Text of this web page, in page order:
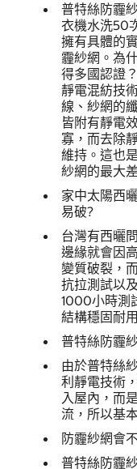
普特絲防霾
衣機水洗50
擁有具體的
霾紗網。為
得多國認證
靜電混紡技
線、紗網的
皆附有靜電
寡，而去除
維持。這也
紗網的最大
家中太陽西
易破?
台灣有西曬
邊緣就會因
變質破裂，
抗拉測試以
1000小時測
結構穩固耐
普特絲防霾
由於普特絲
利靜電技術
入屋內，而
流，所以基
防霾紗網會
普特絲防霾